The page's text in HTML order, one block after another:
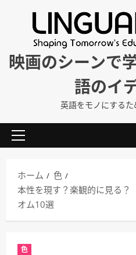
映画のシーンで
語のイ
英語をモノにする
メ
ン
メ
ニ
ホーム
色
本性を現す？楽観的に見る？
オム10選
色